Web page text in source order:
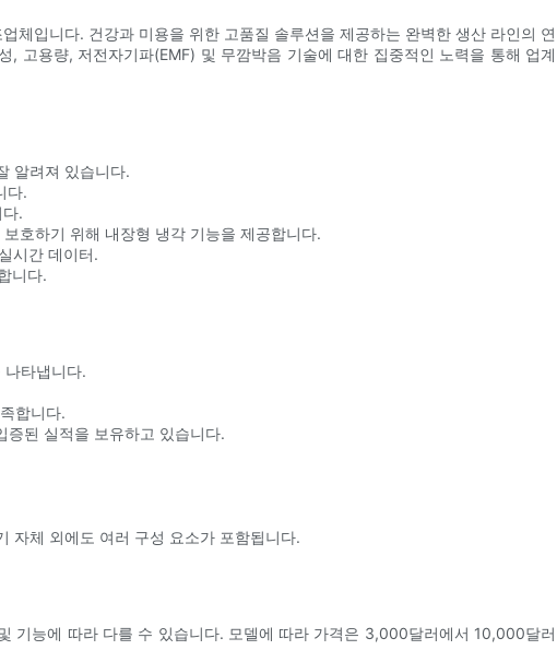
체입니다. 건강과 미용을 위한 고품질 솔루션을 제공하는 완벽한 생산 라인의 연
, 고용량, 저전자기파(EMF) 및 무깜박음 기술에 대한 집중적인 노력을 통해 업계
알려져 있습니다.
다.
.
호하기 위해 내장형 냉각 기능을 제공합니다.
시간 데이터.
니다.
타냅니다.
합니다.
증된 실적을 보유하고 있습니다.
자체 외에도 여러 구성 요소가 포함됩니다.
기능에 따라 다를 수 있습니다. 모델에 따라 가격은 3,000달러에서 10,000달러